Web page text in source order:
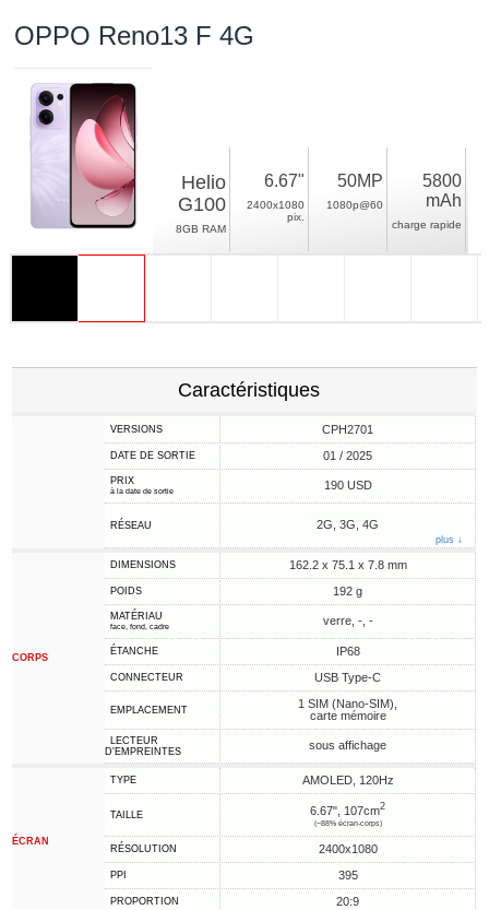
OPPO Reno13 F 4G
Helio
G100
8GB RAM
6.67"
2400x1080
pix.
50MP
1080p@60
5800
mAh
charge rapide
Caractéristiques
VERSIONS CPH2701
DATE DE SORTIE 01 / 2025
PRIX
à la date de sortie 190 USD
RÉSEAU 2G, 3G, 4G
plus ↓
CORPS
DIMENSIONS 162.2 x 75.1 x 7.8 mm
POIDS 192 g
MATÉRIAU
face, fond, cadre verre, -, -
ÉTANCHE IP68
CONNECTEUR USB Type-C
EMPLACEMENT
1 SIM (Nano-SIM),
carte mémoire
LECTEUR
D'EMPREINTES
sous affichage
ÉCRAN
TYPE AMOLED, 120Hz
TAILLE 6.67", 107cm2
(~88% écran-corps)
RÉSOLUTION 2400x1080
PPI 395
PROPORTION 20:9